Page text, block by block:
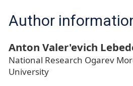
Author
Anton Valer'evich
National Research Ogarev
University